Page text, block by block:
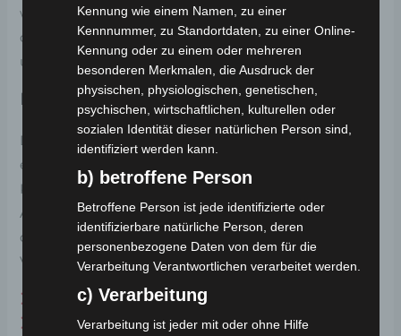
was Ihnen Zeit und Mühe spart. Seine Zulassung in
der gesamten Europäischen Union eröffnet
unbegrenzte Mobilität.
Ihr Wegbegleiter in eine grünere Zukunft
Der Volta VS1 ist mehr als nur ein Elektroroller; er ist
ein Statement für nachhaltige Mobilität ohne
Kompromisse bei Leistung oder Stil. Egal, ob Sie zur
Arbeit pendeln, die Stadt erkunden oder einfach nur
die Freiheit auf zwei Rädern genießen möchten, der
VS1 ist Ihr perfekter Partner.
keine Anmeldung beim Straßenverkehrsamt
kein TÜV erforderlich
Kennung wie einem Namen, zu einer
Kennnummer, zu Standortdaten, zu einer Online-
Kennung oder zu einem oder mehreren
besonderen Merkmalen, die Ausdruck der
physischen, physiologischen, genetischen,
psychischen, wirtschaftlichen, kulturellen oder
sozialen Identität dieser natürlichen Person sind,
identifiziert werden kann.
b) betroffene Person
Betroffene Person ist jede identifizierte oder
identifizierbare natürliche Person, deren
personenbezogene Daten von dem für die
Verarbeitung Verantwortlichen verarbeitet werden.
c) Verarbeitung
Verarbeitung ist jeder mit oder ohne Hilfe